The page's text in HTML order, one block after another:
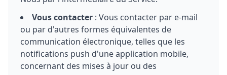
Vous contacter : Vous contacter par e-mail
ou par d'autres formes équivalentes de
communication électronique, telles que les
notifications push d'une application mobile,
concernant des mises à jour ou des